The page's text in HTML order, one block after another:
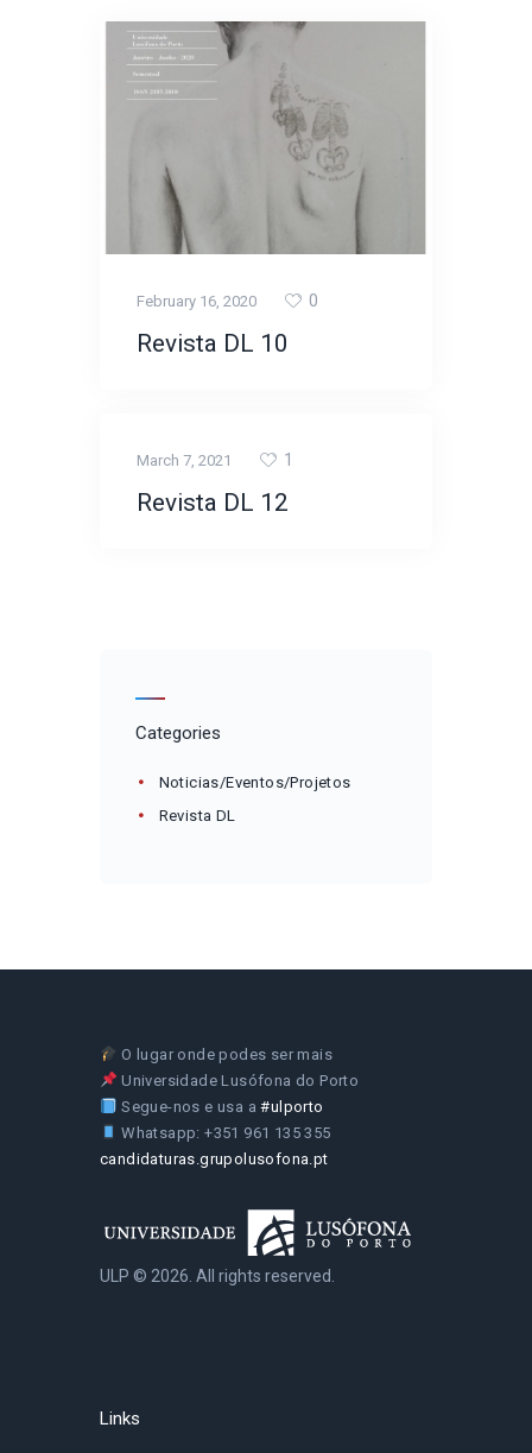
February 16, 2020 0
Revista DL 10
March 7, 2021 1
Revista DL 12
Categories
Noticias/Eventos/Projetos
Revista DL
O lugar onde podes ser mais
Universidade Lusófona do Porto
Segue-nos e usa a#ulporto
Whatsapp: +351 961 135 355
candidaturas.grupolusofona.pt
ULP © 2026. All rights reserved.
Links